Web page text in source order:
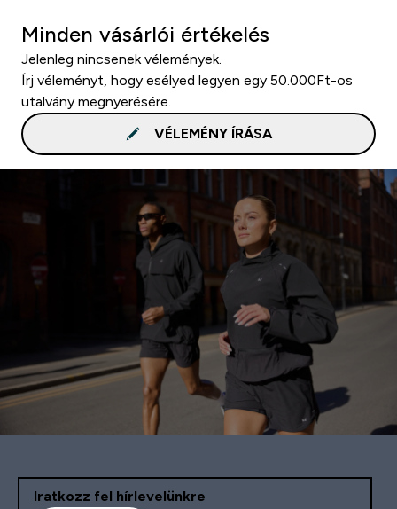
Minden vásárlói értékelés
Jelenleg nincsenek vélemények.
Írj véleményt, hogy esélyed legyen egy 50.000Ft-os
utalvány megnyerésére.
VÉLEMÉNY ÍRÁSA
Iratkozz fel hírlevelünkre